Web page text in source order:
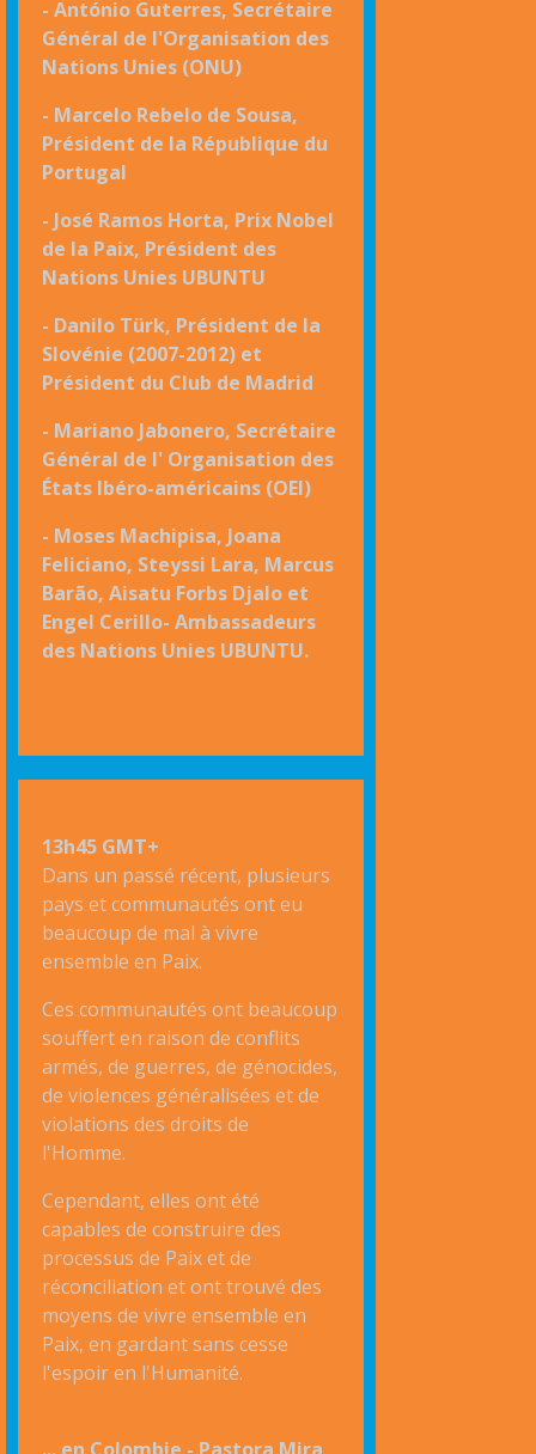
- António Guterres, Secrétaire
Général de l'Organisation des
Nations Unies (ONU)
- Marcelo Rebelo de Sousa,
Président de la République du
Portugal
- José Ramos Horta, Prix Nobel
de la Paix, Président des
Nations Unies UBUNTU
- Danilo Türk, Président de la
Slovénie (2007-2012) et
Président du Club de Madrid
- Mariano Jabonero, Secrétaire
Général de l' Organisation des
États Ibéro-américains (OEI)
- Moses Machipisa, Joana
Feliciano, Steyssi Lara, Marcus
Barão, Aisatu Forbs Djalo et
Engel Cerillo- Ambassadeurs
des Nations Unies UBUNTU.
13h45 GMT+
Dans un passé récent, plusieurs
pays et communautés ont eu
beaucoup de mal à vivre
ensemble en Paix.
Ces communautés ont beaucoup
souffert en raison de conflits
armés, de guerres, de génocides,
de violences généralisées et de
violations des droits de
l'Homme.
Cependant, elles ont été
capables de construire des
processus de Paix et de
réconciliation et ont trouvé des
moyens de vivre ensemble en
Paix, en gardant sans cesse
l'espoir en l'Humanité.